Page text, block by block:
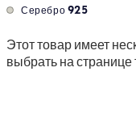
Серебро 925
Этот товар имеет
выбрать на странице